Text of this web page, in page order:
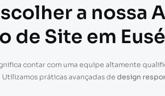
a nossa
de Site em
contar com uma equipe altamente
Utilizamos práticas avançadas de design